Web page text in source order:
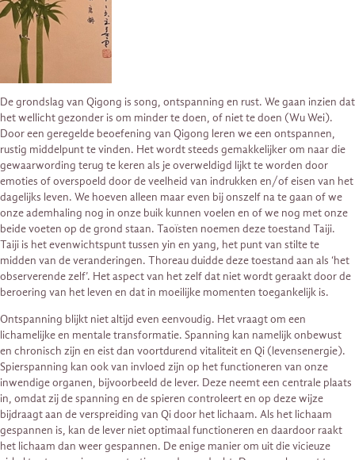
De grondslag van Qigong is song, ontspanning en rust. We gaan inzien dat
het wellicht gezonder is om minder te doen, of niet te doen (Wu Wei).
Door een geregelde beoefening van Qigong leren we een ontspannen,
rustig middelpunt te vinden. Het wordt steeds gemakkelijker om naar die
gewaarwording terug te keren als je overweldigd lijkt te worden door
emoties of overspoeld door de veelheid van indrukken en/of eisen van het
dagelijks leven. We hoeven alleen maar even bij onszelf na te gaan of we
onze ademhaling nog in onze buik kunnen voelen en of we nog met onze
beide voeten op de grond staan. Taoïsten noemen deze toestand Taiji.
Taiji is het evenwichtspunt tussen yin en yang, het punt van stilte te
midden van de veranderingen. Thoreau duidde deze toestand aan als ‘het
observerende zelf’. Het aspect van het zelf dat niet wordt geraakt door de
beroering van het leven en dat in moeilijke momenten toegankelijk is.
Ontspanning blijkt niet altijd even eenvoudig. Het vraagt om een
lichamelijke en mentale transformatie. Spanning kan namelijk onbewust
en chronisch zijn en eist dan voortdurend vitaliteit en Qi (levensenergie).
Spierspanning kan ook van invloed zijn op het functioneren van onze
inwendige organen, bijvoorbeeld de lever. Deze neemt een centrale plaats
in, omdat zij de spanning en de spieren controleert en op deze wijze
bijdraagt aan de verspreiding van Qi door het lichaam. Als het lichaam
gespannen is, kan de lever niet optimaal functioneren en daardoor raakt
het lichaam dan weer gespannen. De enige manier om uit die vicieuze